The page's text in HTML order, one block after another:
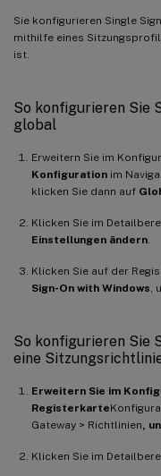
Sie konfigurieren Single
mithilfe eines
ist.
So konfigurieren Sie
global
Erweitern Sie im
Konfiguration im
klicken Sie dann auf
Klicken Sie im
Einstellungen ändern
Klicken Sie auf der
Sign-On with Windows
So konfigurieren Sie
eine
Erweitern Sie im
Registerkarte
Gateway > Richtlinien ,
Klicken Sie im